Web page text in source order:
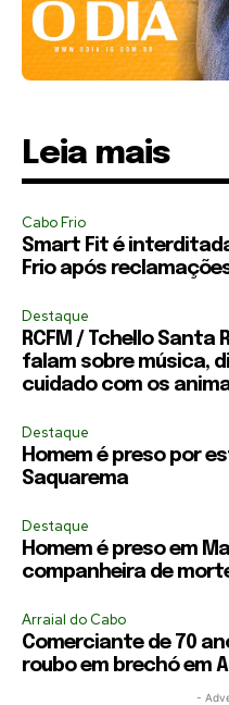
Leia mais
Cabo Frio
Smart Fit é
Frio após
Destaque
RCFM / Tchello Santa
falam sobre música,
cuidado com os
Destaque
Homem é preso por
Saquarema
Destaque
Homem é preso em
companheira de
Arraial do Cabo
Comerciante de 70
roubo em brechó em
-